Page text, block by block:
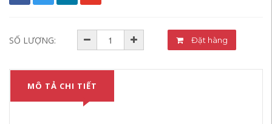
SỐ LƯỢNG: Đặt hàng
MÔ TẢ CHI TIẾT